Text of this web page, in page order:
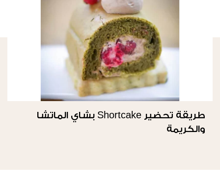
طريقة تحضير Shortcake بشاي الماتشا
والكريمة